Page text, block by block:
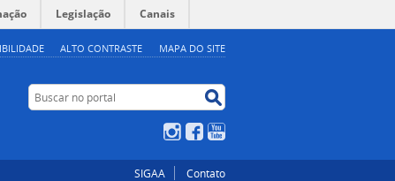
ALTO CONTRASTE MAPA DO SITE
Legislação Canais
Buscar no portal
InstagramFacebook
SIGAA Contato